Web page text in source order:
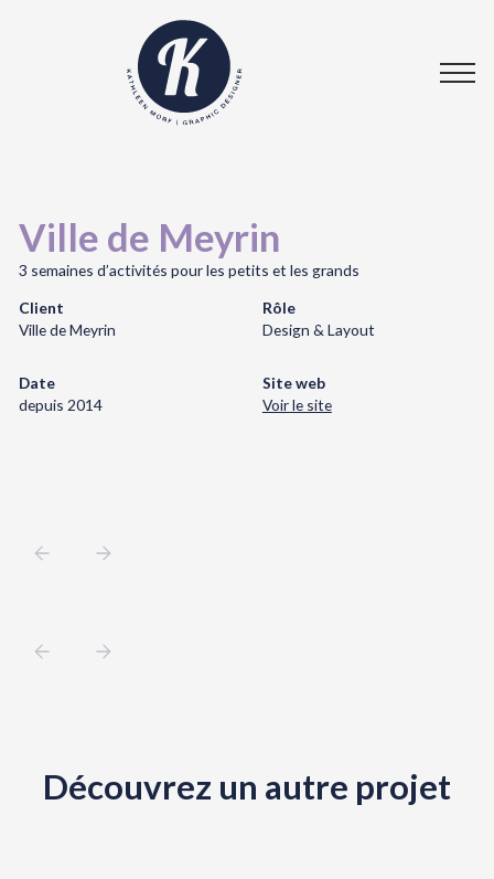
Ville de Meyrin
3 semaines d’activités pour les petits et les grands
Client
Ville de Meyrin
Rôle
Design & Layout
Date
depuis 2014
Site web
Voir le site
Découvrez un autre projet